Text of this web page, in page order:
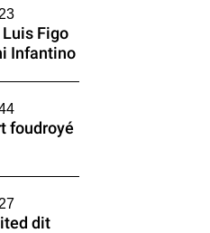
Luis Figo
Infantino
foudroyé
dit